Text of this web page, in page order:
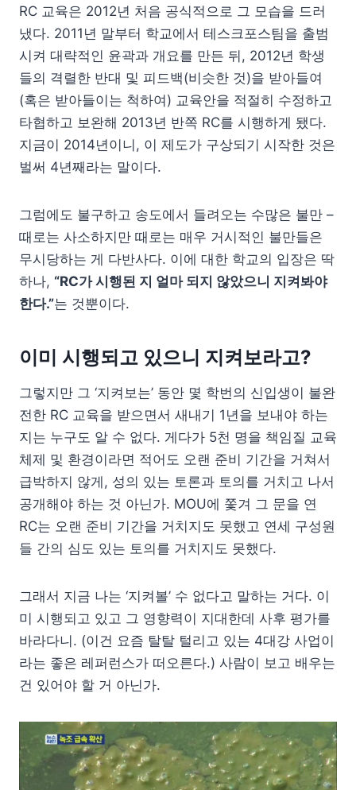
RC 교육은 2012년 처음 공식적으로 그 모습을 드러
냈다. 2011년 말부터 학교에서 테스크포스팀을 출범
시켜 대략적인 윤곽과 개요를 만든 뒤, 2012년 학생
들의 격렬한 반대 및 피드백(비슷한 것)을 받아들여
(혹은 받아들이는 척하여) 교육안을 적절히 수정하고
타협하고 보완해 2013년 반쪽 RC를 시행하게 됐다.
지금이 2014년이니, 이 제도가 구상되기 시작한 것은
벌써 4년째라는 말이다.
그럼에도 불구하고 송도에서 들려오는 수많은 불만 –
때로는 사소하지만 때로는 매우 거시적인 불만들은
무시당하는 게 다반사다. 이에 대한 학교의 입장은 딱
하나, “RC가 시행된 지 얼마 되지 않았으니 지켜봐야
한다.”는 것뿐이다.
이미 시행되고 있으니 지켜보라고?
그렇지만 그 ‘지켜보는’ 동안 몇 학번의 신입생이 불완
전한 RC 교육을 받으면서 새내기 1년을 보내야 하는
지는 누구도 알 수 없다. 게다가 5천 명을 책임질 교육
체제 및 환경이라면 적어도 오랜 준비 기간을 거쳐서
급박하지 않게, 성의 있는 토론과 토의를 거치고 나서
공개해야 하는 것 아닌가. MOU에 쫓겨 그 문을 연
RC는 오랜 준비 기간을 거치지도 못했고 연세 구성원
들 간의 심도 있는 토의를 거치지도 못했다.
그래서 지금 나는 ‘지켜볼’ 수 없다고 말하는 거다. 이
미 시행되고 있고 그 영향력이 지대한데 사후 평가를
바라다니. (이건 요즘 탈탈 털리고 있는 4대강 사업이
라는 좋은 레퍼런스가 떠오른다.) 사람이 보고 배우는
건 있어야 할 거 아닌가.